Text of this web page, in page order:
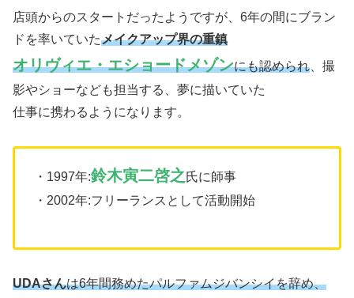
店頭からのスタートだったようですが、6年の間にブラン
ドを率いていたメイクアップ界の重鎮
オリヴィエ・エショードメゾンにも認められ 、撮
影やショーなども担当する、夢に描いていた
仕事に携わるようになります。
・1997年:鈴木寅二啓之 氏に師事
・2002年:フリーランスとして活動開始
UDAさんは6年間務めたパルファムジバンシイを辞め、